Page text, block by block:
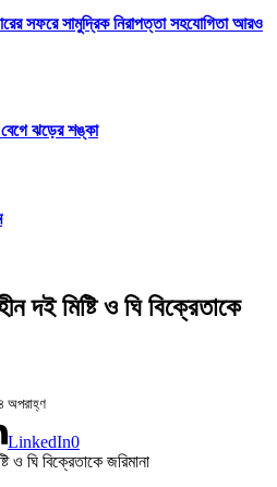
সফরে সামুদ্রিক নিরাপত্তা সহযোগিতা আরও
ঝড়ের শঙ্কা
দই মিষ্টি ও ঘি বিক্রেতাকে
অপরাহ্ণ
LinkedIn0